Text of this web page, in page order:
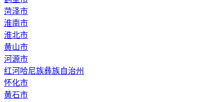
菏泽市
淮南市
淮北市
黄山市
河源市
红河哈尼族彝族自治州
怀化市
黄石市